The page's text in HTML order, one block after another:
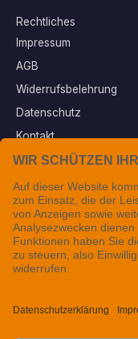
Rechtliches
Impressum
AGB
Widerrufsbelehrung
Datenschutz
Kontakt
Vertrag widerrufen